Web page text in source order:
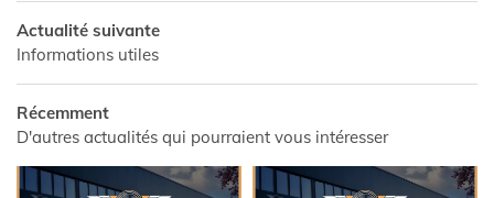
Actualité suivante
Informations utiles
Récemment
D'autres actualités qui pourraient vous intéresser